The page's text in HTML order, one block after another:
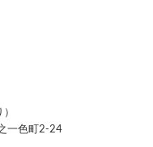
一色町2-24